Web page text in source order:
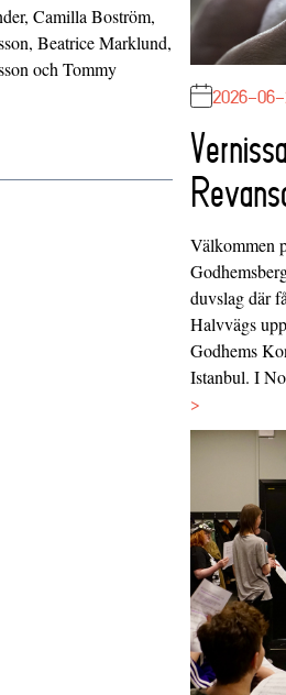
Camilla Boström,
Beatrice Marklund,
och Tommy
2026-
Välkommen
duvslag där
Halvvägs
Godhems
Istanbul. I
>